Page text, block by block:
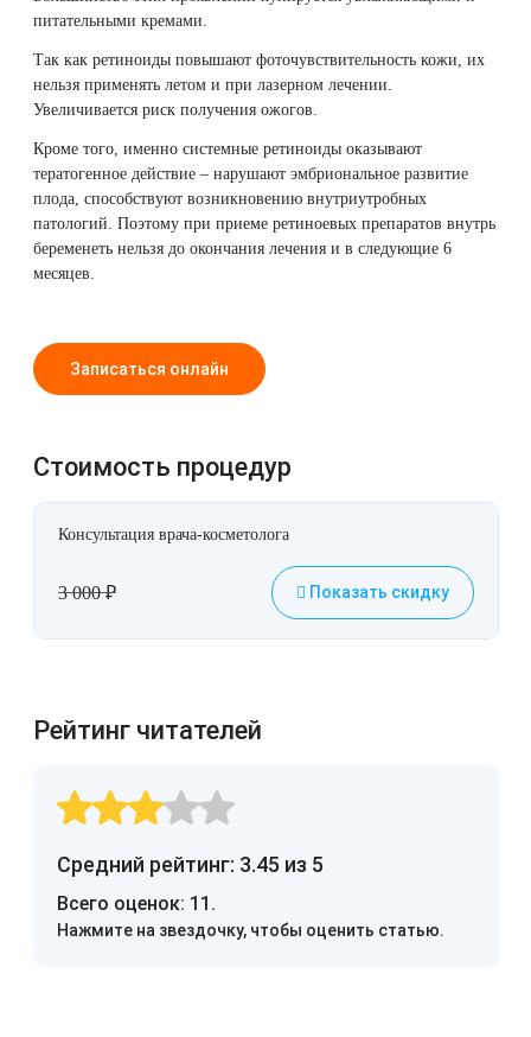
питательными кремами.
Так как ретиноиды повышают фоточувствительность кожи, их
нельзя применять летом и при лазерном лечении.
Увеличивается риск получения ожогов.
Кроме того, именно системные ретиноиды оказывают
тератогенное действие – нарушают эмбриональное развитие
плода, способствуют возникновению внутриутробных
патологий. Поэтому при приеме ретиноевых препаратов внутрь
беременеть нельзя до окончания лечения и в следующие 6
месяцев.
Записаться онлайн
Стоимость процедур
Консультация врача-косметолога
3 000₽ Показать скидку
Рейтинг читателей
Средний рейтинг: 3.45 из 5
Всего оценок: 11 .
Нажмите на звездочку, чтобы оценить статью.